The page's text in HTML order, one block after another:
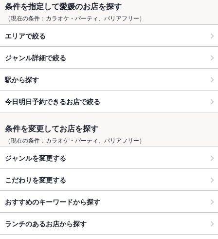
条件を指定して愛媛のお店を探す
（現在の条件：カラオケ・パーティ、バリアフリー）
エリアで絞る
ジャンル詳細で絞る
駅から探す
今日明日予約できるお店で絞る
条件を変更してお店を探す
（現在の条件：カラオケ・パーティ、バリアフリー）
ジャンルを変更する
こだわりを変更する
おすすめのキーワードから探す
ランチのあるお店から探す